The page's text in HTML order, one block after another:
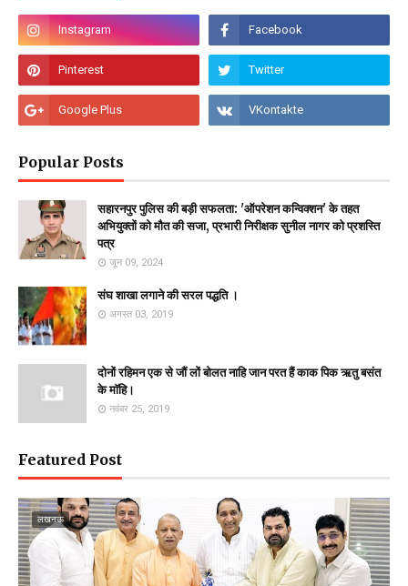
Popular Posts
सहारनपुर पुलिस की बड़ी सफलता: 'ऑपरेशन कन्विक्शन' के तहत
अभियुक्तों को मौत की सजा, प्रभारी निरीक्षक सुनील नागर को प्रशस्ति
पत्र
जून 09, 2024
संघ शाखा लगाने की सरल पद्धति ।
अगस्त 03, 2019
दोनों रहिमन एक से जौं लों बोलत नाहि जान परत हैं काक पिक ऋतु बसंत
के माॅहि।
नवंबर 25, 2019
Featured Post
लखनऊ